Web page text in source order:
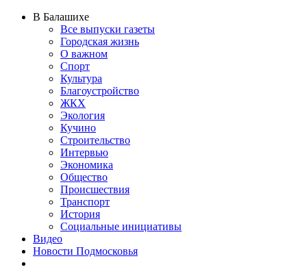
В Балашихе
Все выпуски газеты
Городская жизнь
О важном
Спорт
Культура
Благоустройство
ЖКХ
Экология
Кучино
Строительство
Интервью
Экономика
Общество
Происшествия
Транспорт
История
Социальные инициативы
Видео
Новости Подмосковья